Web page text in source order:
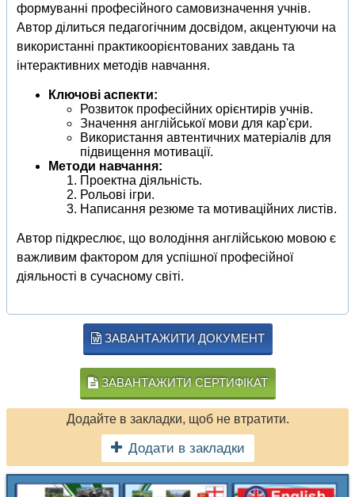
формуванні професійного самовизначення учнів.
Автор ділиться педагогічним досвідом, акцентуючи на
використанні практикоорієнтованих завдань та
інтерактивних методів навчання.
Ключові аспекти:
Розвиток професійних орієнтирів учнів.
Значення англійської мови для кар'єри.
Використання автентичних матеріалів для
підвищення мотивації.
Методи навчання:
Проектна діяльність.
Рольові ігри.
Написання резюме та мотиваційних листів.
Автор підкреслює, що володіння англійською мовою є
важливим фактором для успішної професійної
діяльності в сучасному світі.
ЗАВАНТАЖИТИ ДОКУМЕНТ
ЗАВАНТАЖИТИ СЕРТИФІКАТ
Додайте в закладки, щоб не втратити.
Додати в закладки